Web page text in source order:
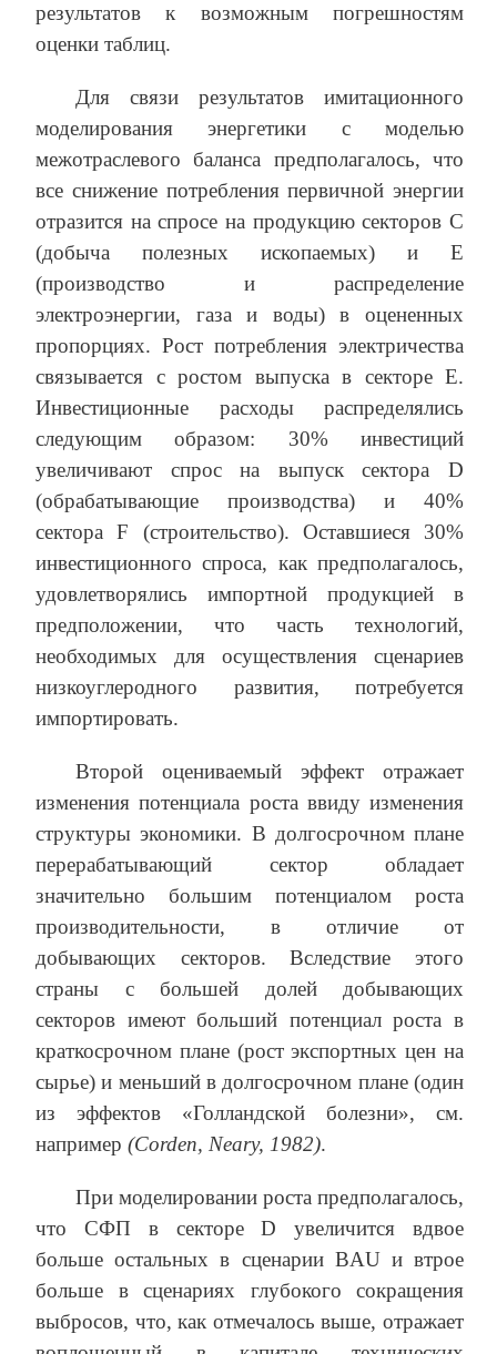
результатов к возможным погрешностям
оценки таблиц.
Для связи результатов имитационного
моделирования энергетики с моделью
межотраслевого баланса предполагалось, что
все снижение потребления первичной энергии
отразится на спросе на продукцию секторов C
(добыча полезных ископаемых) и E
(производство и распределение
электроэнергии, газа и воды) в оцененных
пропорциях. Рост потребления электричества
связывается с ростом выпуска в секторе E.
Инвестиционные расходы распределялись
следующим образом: 30% инвестиций
увеличивают спрос на выпуск сектора D
(обрабатывающие производства) и 40%
сектора F (строительство). Оставшиеся 30%
инвестиционного спроса, как предполагалось,
удовлетворялись импортной продукцией в
предположении, что часть технологий,
необходимых для осуществления сценариев
низкоуглеродного развития, потребуется
импортировать.
Второй оцениваемый эффект отражает
изменения потенциала роста ввиду изменения
структуры экономики. В долгосрочном плане
перерабатывающий сектор обладает
значительно большим потенциалом роста
производительности, в отличие от
добывающих секторов. Вследствие этого
страны с большей долей добывающих
секторов имеют больший потенциал роста в
краткосрочном плане (рост экспортных цен на
сырье) и меньший в долгосрочном плане (один
из эффектов «Голландской болезни», см.
например (Corden, Neary, 1982).
При моделировании роста предполагалось,
что СФП в секторе D увеличится вдвое
больше остальных в сценарии BAU и втрое
больше в сценариях глубокого сокращения
выбросов, что, как отмечалось выше, отражает